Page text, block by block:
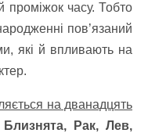
проміжок часу. Тобто
пов’язаний
які й впливають на
на дванадцять
Рак, Лев,